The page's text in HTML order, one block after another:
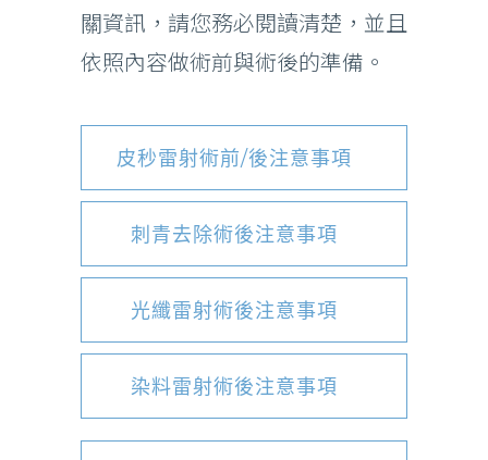
關資訊，請您務必閱讀清楚，並且
依照內容做術前與術後的準備。
皮秒雷射術前/後注意事項
刺青去除術後注意事項
光纖雷射術後注意事項
染料雷射術後注意事項